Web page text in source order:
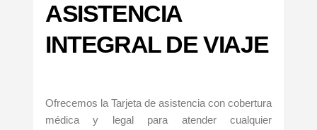
ASISTENCIA
INTEGRAL DE VIAJE
Ofrecemos la Tarjeta de asistencia con cobertura
médica y legal para atender cualquier